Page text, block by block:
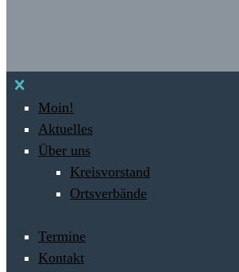
Moin!
Aktuelles
Über uns
Kreisvorstand
Ortsverbände
Termine
Kontakt